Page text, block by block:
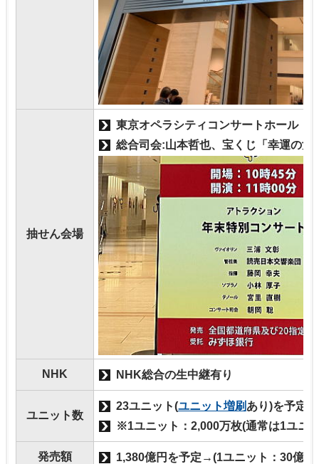
抽せん会場
東京オペラシティコンサートホール
総合司会:山本哲也、宝くじ「幸運の女
NHK NHK総合の生中継有り
ユニット数
23ユニット(ユニット増刷 あり)を予定
※1ユニット：2,000万枚(通常は1ユニ
発売額 1,380億円を予定→(1ユニット：30億円